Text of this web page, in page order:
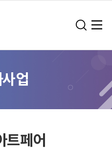
업
트페어